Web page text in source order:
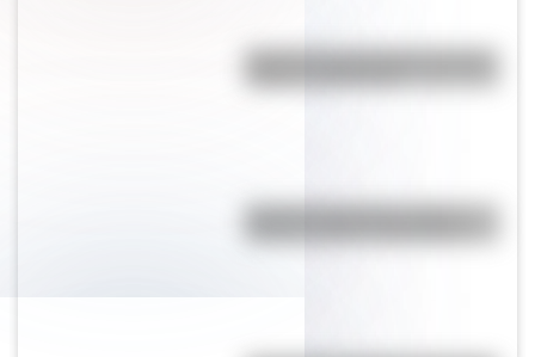
Bandera de Guatemala: historia,
origen y significado
Bandera de Estados Unidos: